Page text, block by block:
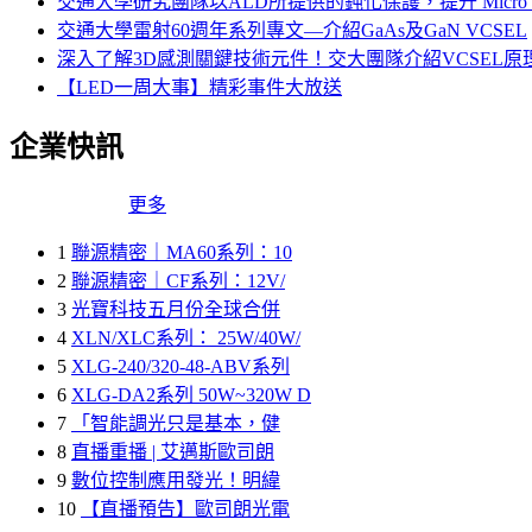
交通大學雷射60週年系列專文—介紹GaAs及GaN VCSEL
深入了解3D感測關鍵技術元件！交大團隊介紹VCSEL原
【LED一周大事】精彩事件大放送
企業快訊
更多
1 聯源精密｜MA60系列：10
2 聯源精密｜CF系列：12V/
3 光寶科技五月份全球合併
4 XLN/XLC系列： 25W/40W/
5 XLG-240/320-48-ABV系列
6 XLG-DA2系列 50W~320W D
7
「智能調光只是基本，健
8 直播重播 | 艾邁斯歐司朗
9 數位控制應用發光！明緯
10
【直播預告】歐司朗光電